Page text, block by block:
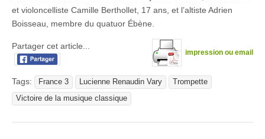
et violoncelliste Camille Berthollet, 17 ans, et l’altiste Adrien
Boisseau, membre du quatuor Ébène.
impression ou email
Partager cet article...
Tags: France 3 Lucienne Renaudin Vary
Trompette
Victoire de la musique classique